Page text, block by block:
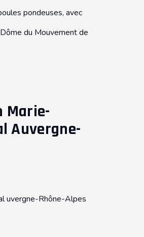
pondeuses, avec
du Mouvement de
Marie-
Auvergne-
uvergne-Rhône-Alpes